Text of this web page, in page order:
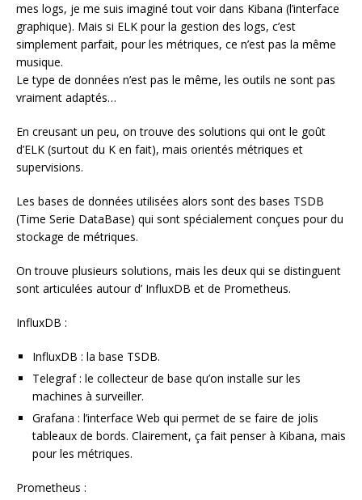
mes logs, je me suis imaginé tout voir dans Kibana (l’interface
graphique). Mais si ELK pour la gestion des logs, c’est
simplement parfait, pour les métriques, ce n’est pas la même
musique.
Le type de données n’est pas le même, les outils ne sont pas
vraiment adaptés…
En creusant un peu, on trouve des solutions qui ont le goût
d’ELK (surtout du K en fait), mais orientés métriques et
supervisions.
Les bases de données utilisées alors sont des bases TSDB
(Time Serie DataBase) qui sont spécialement conçues pour du
stockage de métriques.
On trouve plusieurs solutions, mais les deux qui se distinguent
sont articulées autour d’ InfluxDB et de Prometheus.
InfluxDB :
InfluxDB : la base TSDB.
Telegraf : le collecteur de base qu’on installe sur les
machines à surveiller.
Grafana : l’interface Web qui permet de se faire de jolis
tableaux de bords. Clairement, ça fait penser à Kibana, mais
pour les métriques.
Prometheus :